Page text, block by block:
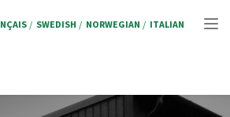
SWEDISH NORWEGIAN ITALIAN